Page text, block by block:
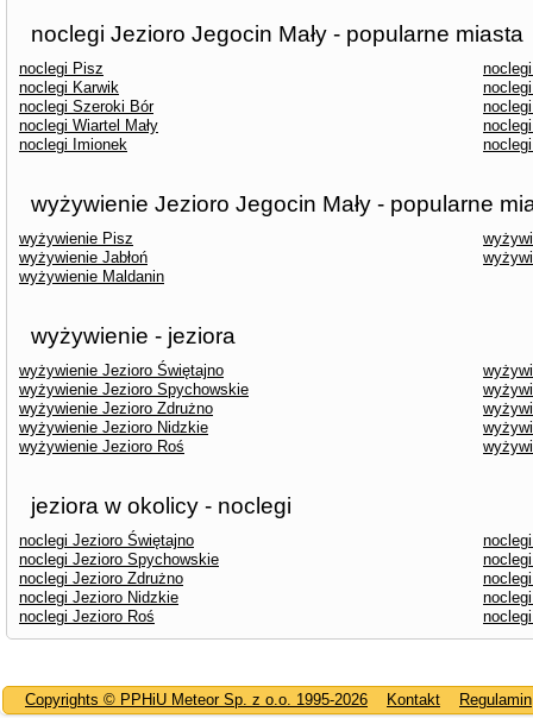
noclegi Jezioro Jegocin Mały - popularne miasta
noclegi Pisz
noclegi Karwik
noclegi Szeroki Bór
noclegi Wiartel Mały
noclegi Imionek
wyżywienie Jezioro Jegocin Mały - popularne
wyżywienie Pisz
wyżywienie Jabłoń
wyżywienie Maldanin
wyżywienie - jeziora
wyżywienie Jezioro Świętajno
wyżywienie Jezioro Spychowskie
wyżywienie Jezioro Zdrużno
wyżywienie Jezioro Nidzkie
wyżywienie Jezioro Roś
jeziora w okolicy - noclegi
noclegi Jezioro Świętajno
noclegi Jezioro Spychowskie
noclegi Jezioro Zdrużno
noclegi Jezioro Nidzkie
noclegi Jezioro Roś
Copyrights © PPHiU Meteor Sp. z o.o. 1995-2026 Kontakt Regulamin